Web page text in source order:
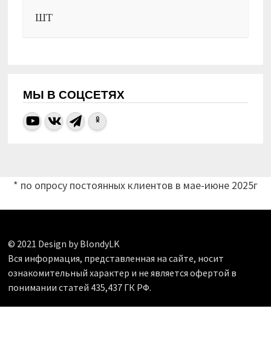
ШТ
МЫ В СОЦСЕТЯХ
* по опросу постоянных клиентов в мае-июне 2025г
© 2021 Design by BlondyLK
Вся информация, представленная на сайте, носит
ознакомительный характер и не является офертой в
понимании статей 435,437 ГК РФ.